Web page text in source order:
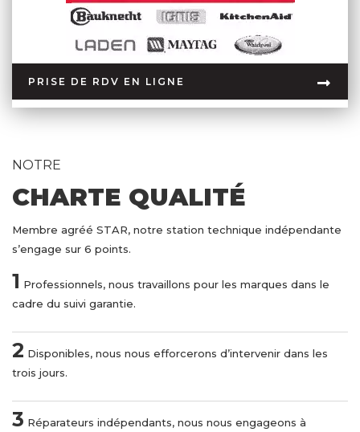
PRISE DE RDV EN LIGNE
NOTRE
CHARTE QUALITÉ
Membre agréé STAR, notre station technique indépendante
s’engage sur 6 points.
1 Professionnels, nous travaillons pour les marques dans le
cadre du suivi garantie.
2 Disponibles, nous nous efforcerons d’intervenir dans les
trois jours.
3 Réparateurs indépendants, nous nous engageons à